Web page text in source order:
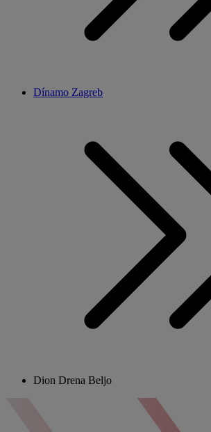
Dínamo Zagreb
Dion Drena Beljo